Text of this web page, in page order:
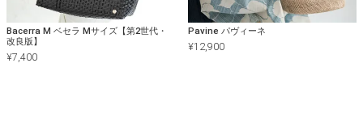
Bacerra M ベセラ Mサイズ【第2世代・
改良版】
¥7,400
Pavine パヴィーネ
¥12,900